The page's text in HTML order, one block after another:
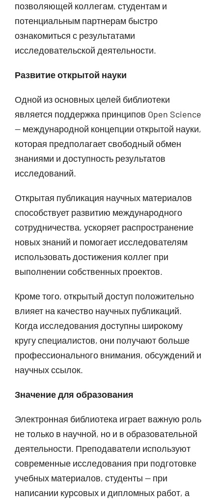
позволяющей коллегам, студентам и
потенциальным партнерам быстро
ознакомиться с результатами
исследовательской деятельности.
Развитие открытой науки
Одной из основных целей библиотеки
является поддержка принципов Open Science
— международной концепции открытой науки,
которая предполагает свободный обмен
знаниями и доступность результатов
исследований.
Открытая публикация научных материалов
способствует развитию международного
сотрудничества, ускоряет распространение
новых знаний и помогает исследователям
использовать достижения коллег при
выполнении собственных проектов.
Кроме того, открытый доступ положительно
влияет на качество научных публикаций.
Когда исследования доступны широкому
кругу специалистов, они получают больше
профессионального внимания, обсуждений и
научных ссылок.
Значение для образования
Электронная библиотека играет важную роль
не только в научной, но и в образовательной
деятельности. Преподаватели используют
современные исследования при подготовке
учебных материалов, студенты — при
написании курсовых и дипломных работ, а